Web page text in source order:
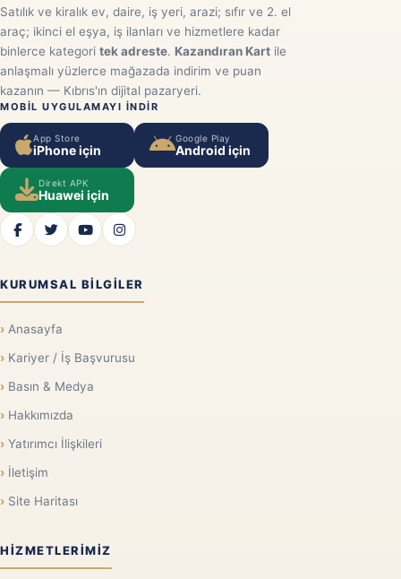
Satılık ve kiralık ev, daire, iş yeri, arazi; sıfır ve 2. el
araç; ikinci el eşya, iş ilanları ve hizmetlere kadar
binlerce kategori tek adreste. Kazandıran Kart ile
anlaşmalı yüzlerce mağazada indirim ve puan
kazanın — Kıbrıs'ın dijital pazaryeri.
MOBIL UYGULAMAYI INDIR
App Store
iPhone için
Google Play
Android için
Direkt APK
Huawei için
KURUMSAL BILGILER
Anasayfa
Kariyer / İş Başvurusu
Basın & Medya
Hakkımızda
Yatırımcı İlişkileri
İletişim
Site Haritası
HIZMETLERIMIZ